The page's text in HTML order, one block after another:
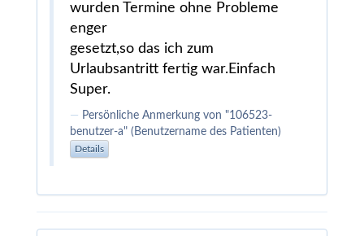
wurden Termine ohne Probleme
enger
gesetzt,so das ich zum
Urlaubsantritt fertig war.Einfach
Super.
Persönliche Anmerkung von "106523-
benutzer-a" (Benutzername des Patienten)
Details